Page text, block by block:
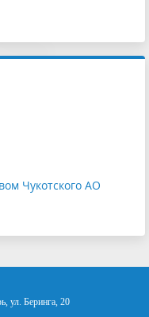
Чукотского АО
ул. Беринга, 20